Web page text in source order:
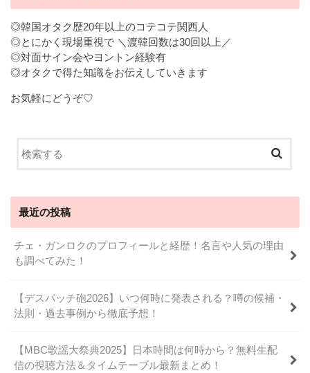
◎韓国オタク歴20年以上のコテコテ関西人
◎とにかく現場重視で ＼渡韓回数は30回以上／
◎対面サイン会やヨントン経験有
◎オタクで得た知識をお伝えしていきます
お気軽にどうぞ♡
最近の投稿
チェ・ガンロクのプロフィールと経歴！名言や人気の理由
も調べてみた！
【デスパッチ砲2026】いつ何時に発表される？噂の候補・
法則・過去事例から徹底予想！
【MBC歌謡大祭典2025】日本時間は何時から？無料生配
信の視聴方法＆タイムテーブル最新まとめ！